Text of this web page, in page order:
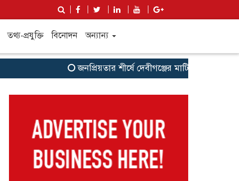
তথ্য-প্রযুক্তি বিনোদন অন্যান্য
জনপ্রিয়তার শীর্ষে দেবীগঞ্জের মাটির সন্তান রাসেল